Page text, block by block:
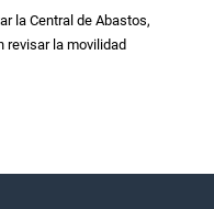
la Central de Abastos,
revisar la movilidad